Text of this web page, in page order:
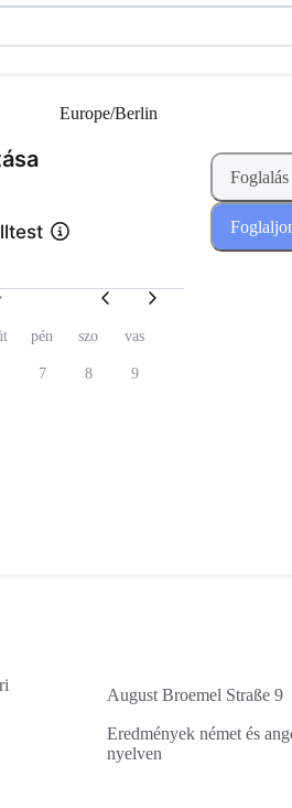
August Broemel Straße 9
Eredmények német és
nyelven
(Lépés 1 a 2-ból)
Europe/Berlin
pén szo vas
7 8 9
Foglalás